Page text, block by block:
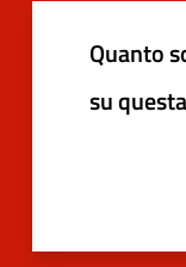
Quanto
su